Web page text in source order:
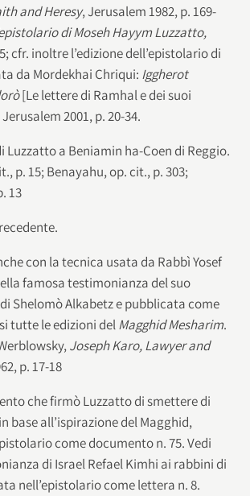
and Heresy, Jerusalem 1982, p. 169-
di Moseh Hayym Luzzatto,
cfr. inoltre l’edizione dell’epistolario di
da Mordekhai Chriqui: Iggherot
[Le lettere di Ramhal e dei suoi
2001, p. 20-34.
Luzzatto a Beniamin ha-Coen di Reggio.
p. 15; Benayahu, op. cit., p. 303;
13
con la tecnica usata da Rabbì Yosef
famosa testimonianza del suo
Shelomò Alkabetz e pubblicata come
tutte le edizioni delMagghid Mesharim.
Joseph Karo, Lawyer and
p. 17-18
che firmò Luzzatto di smettere di
base all’ispirazione del Magghid,
come documento n. 75. Vedi
di Israel Refael Kimhi ai rabbini di
nell’epistolario come lettera n. 8.